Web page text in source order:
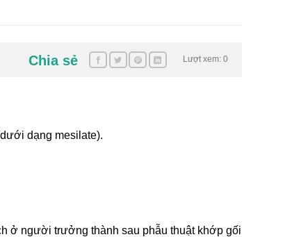
Lượt xem: 0
Chia sẻ
dạng mesilate).
ở người trưởng thành sau phẫu thuật khớp gối